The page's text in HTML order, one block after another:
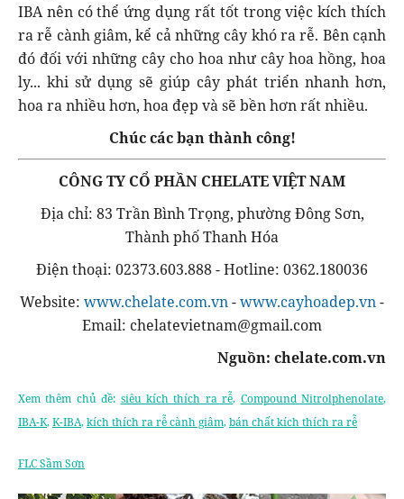
IBA nên có thể ứng dụng rất tốt trong việc kích thích
ra rễ cành giâm, kể cả những cây khó ra rễ. Bên cạnh
đó đối với những cây cho hoa như cây hoa hồng, hoa
ly... khi sử dụng sẽ giúp cây phát triển nhanh hơn,
hoa ra nhiều hơn, hoa đẹp và sẽ bền hơn rất nhiều.
Chúc các bạn thành công!
CÔNG TY CỔ PHẦN CHELATE VIỆT NAM
Địa chỉ: 83 Trần Bình Trọng, phường Đông Sơn,
Thành phố Thanh Hóa
Điện thoại: 02373.603.888 - Hotline: 0362.180036
Website: www.chelate.com.vn-www.cayhoadep.vn-
Email: chelatevietnam@gmail.com
Nguồn: chelate.com.vn
Xem thêm chủ đề: siêu kích thích ra rễ, Compound Nitrolphenolate,
IBA-K,K-IBA,kích thích ra rễ cành giâm,bán chất kích thích ra rễ
FLC Sầm Sơn